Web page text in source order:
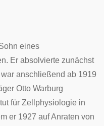
eines
Er absolvierte zunächst
anschließend ab 1919
Otto Warburg
für Zellphysiologie in
er 1927 auf Anraten von